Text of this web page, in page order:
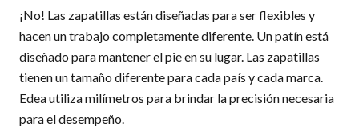
¡No! Las zapatillas están diseñadas para ser flexibles y
hacen un trabajo completamente diferente. Un patín está
diseñado para mantener el pie en su lugar. Las zapatillas
tienen un tamaño diferente para cada país y cada marca.
Edea utiliza milímetros para brindar la precisión necesaria
para el desempeño.